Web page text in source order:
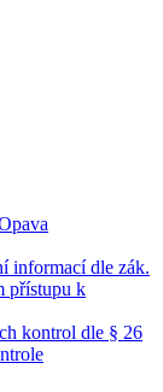
informací dle zák.
přístupu k
kontrol dle § 26